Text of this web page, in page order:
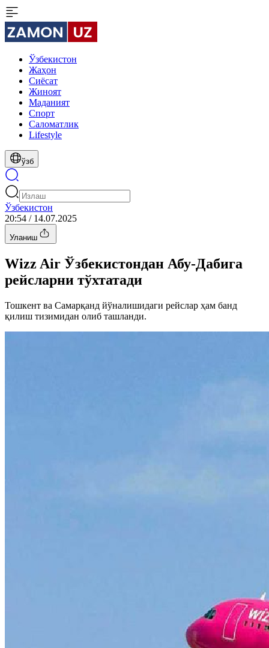
Ўзбекистон
Жаҳон
Сиёсат
Жиноят
Маданият
Спорт
Cаломатлик
Lifestyle
ўзб
Ўзбекистон
20:54 / 14.07.2025
Уланиш
Wizz Air Ўзбекистондан Абу-Дабига
рейсларни тўхтатади
Тошкент ва Самарқанд йўналишидаги рейслар ҳам банд
қилиш тизимидан олиб ташланди.